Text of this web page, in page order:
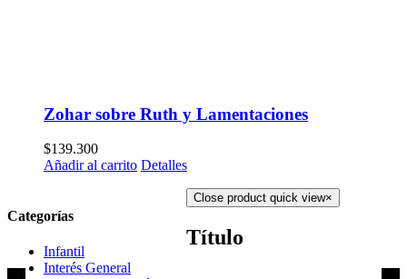
Zohar sobre Ruth y Lamentaciones
$139.300
Añadir al carrito Detalles
Categorías
Infantil
Interés General
Close product quick view×
Título